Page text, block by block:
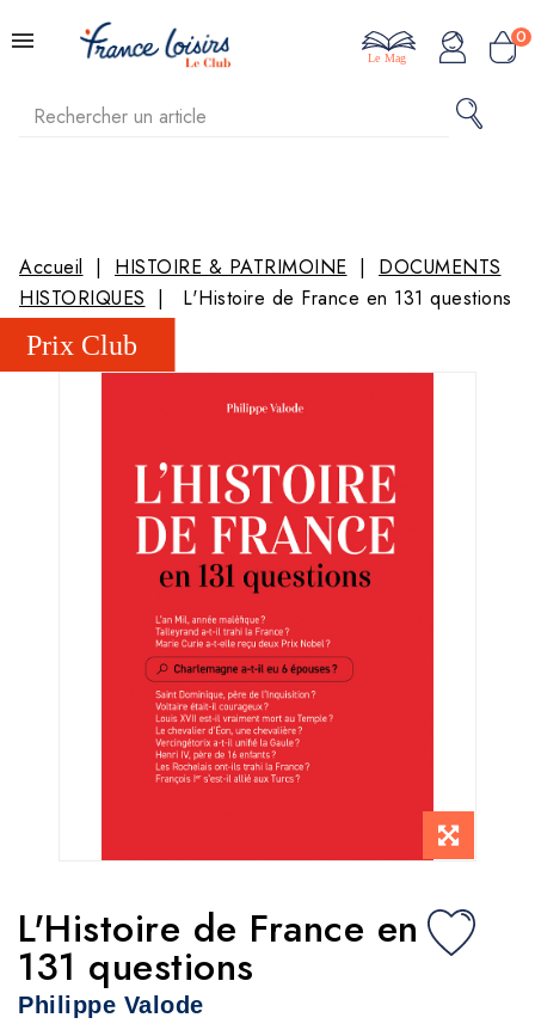
0
Le Mag
Accueil HISTOIRE & PATRIMOINE
DOCUMENTS
HISTORIQUES
L'Histoire de France en 131 questions
L'Histoire de France en
131 questions
Philippe Valode